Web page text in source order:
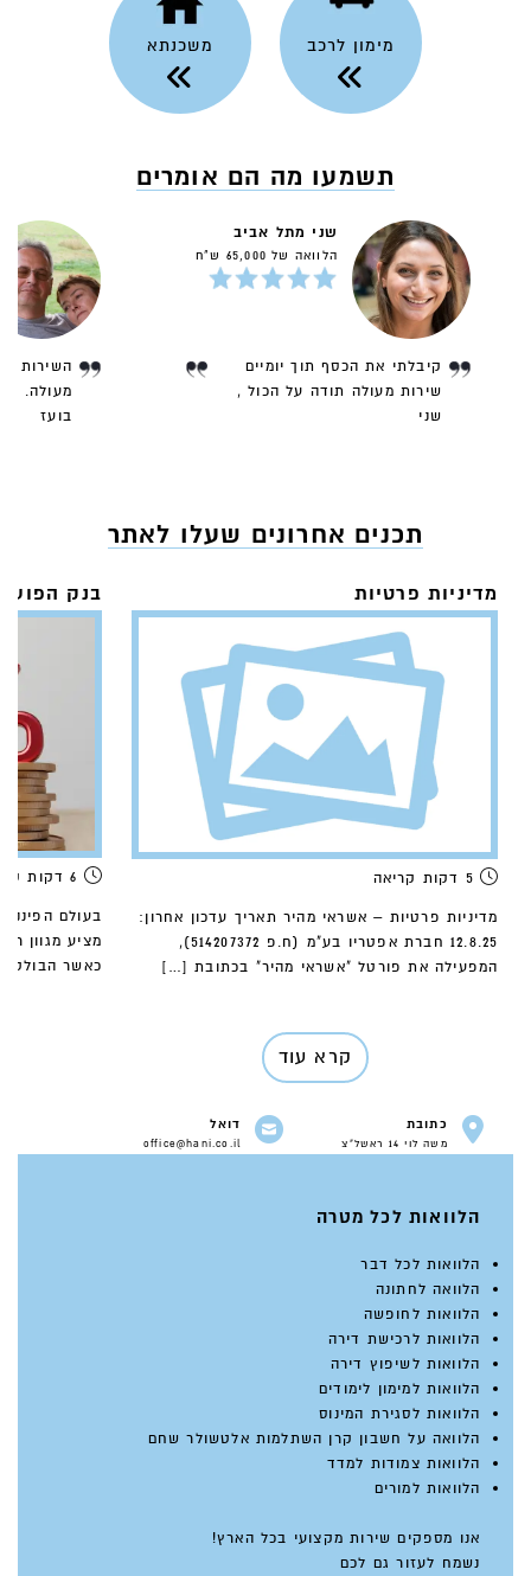
מימון לרכב משכנתא
תשמעו מה הם אומרים
שני מתל אביב
הלוואה של 65,000 ש"ח
קיבלתי את הכסף תוך יומיים
שירות מעולה תודה על הכול ,
שני
השירות
מעולה.
בועז
תכנים אחרונים שעלו לאתר
מדיניות פרטיות
5 דקות קריאה
מדיניות פרטיות – אשראי מהיר תאריך עדכון אחרון:
12.8.25 חברת אפטריו בע"מ (ח.פ 514207372),
המפעילה את פורטל "אשראי מהיר" בכתובת […]
קרא עוד
מציע מגוון
כאשר הבולט
כתובת
משה לוי 14 ראשל"צ
דואל
office@hani.co.il
הלוואות לכל מטרה
הלוואות לכל דבר
הלוואה לחתונה
הלוואות לחופשה
הלוואות לרכישת דירה
הלוואות לשיפוץ דירה
הלוואות למימון לימודים
הלוואות לסגירת המינוס
הלוואה על חשבון קרן השתלמות אלטשולר שחם
הלוואות צמודות למדד
הלוואות למורים
אנו מספקים שירות מקצועי בכל הארץ!
נשמח לעזור גם לכם